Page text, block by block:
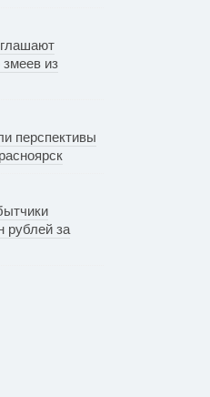
из
перспективы
рублей за